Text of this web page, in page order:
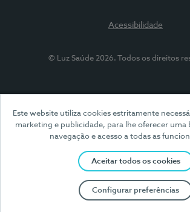
Este website utiliza cookies estritamente
marketing e publicidade, para lhe oferecer uma
navegação e acesso a todas as
Aceitar todos os cookies
Configurar preferências
Acessibilidade
© Luz Saúde 2026. Todos os direitos